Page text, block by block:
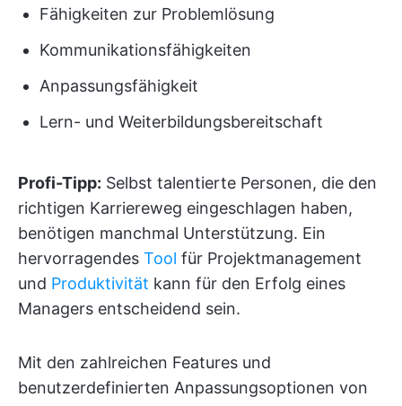
Fähigkeiten zur Problemlösung
Kommunikationsfähigkeiten
Anpassungsfähigkeit
Lern- und Weiterbildungsbereitschaft
Profi-Tipp: Selbst talentierte Personen, die den
richtigen Karriereweg eingeschlagen haben,
benötigen manchmal Unterstützung. Ein
hervorragendes Tool für Projektmanagement
und Produktivität kann für den Erfolg eines
Managers entscheidend sein.
Mit den zahlreichen Features und
benutzerdefinierten Anpassungsoptionen von